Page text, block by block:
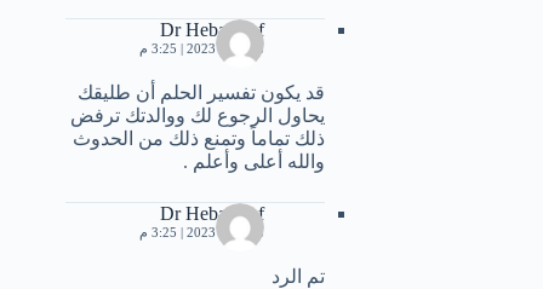
Dr Heba Atef
28 مايو، 2023 | 3:25 م
قد يكون تفسير الحلم أن طليقك
يحاول الرجوع لك ووالدتك ترفض
ذلك تماماً وتمنع ذلك من الحدوث
والله أعلى وأعلم .
Dr Heba Atef
28 مايو، 2023 | 3:25 م
تم الرد